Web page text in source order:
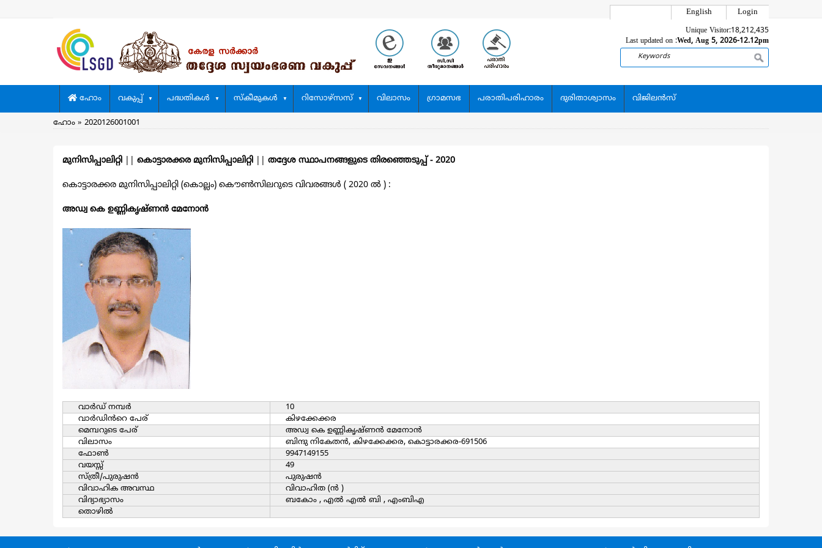
Login
English
Unique Visitor:18,212,435
Last updated on :Wed, Aug 5, 2026-12.12pm
Search
Main
navigation
ഹോം വകുപ്പ് പദ്ധതികള്‍ സ്കീമുകള്‍ റിസോഴ്സസ് വിലാസം ഗ്രാമസഭ പരാതിപരിഹാരം ദുരിതാശ്വാസം വിജിലന്‍സ്
Breadcrumb
ഹോം 2020126001001
മുനിസിപ്പാലിറ്റി കൊട്ടാരക്കര മുനിസിപ്പാലിറ്റി തദ്ദേശ സ്ഥാപനങ്ങളുടെ തിരഞ്ഞെടുപ്പ്‌ - 2020
കൊട്ടാരക്കര മുനിസിപ്പാലിറ്റി (കൊല്ലം) കൌൺസിലറുടെ വിവരങ്ങള്‍ ( 2020 ല്‍ ) :
അഡ്വ കെ ഉണ്ണികൃഷ്ണൻ മേനോൻ
വാര്‍ഡ്‌ നമ്പര്‍
10
വാര്‍ഡിൻറെ പേര്
കിഴക്കേക്കര
മെമ്പറുടെ പേര്
അഡ്വ കെ ഉണ്ണികൃഷ്ണൻ മേനോൻ
വിലാസം
ബിന്ദു നികേതൻ, കിഴക്കേക്കര, കൊട്ടാരക്കര-691506
ഫോൺ
9947149155
വയസ്സ്
49
സ്ത്രീ/പുരുഷന്‍
പുരുഷന്‍
വിവാഹിക അവസ്ഥ
വിവാഹിത (ന്‍ )
വിദ്യാഭ്യാസം
ബകോം , എൽ എൽ ബി , എംബിഎ
തൊഴില്‍